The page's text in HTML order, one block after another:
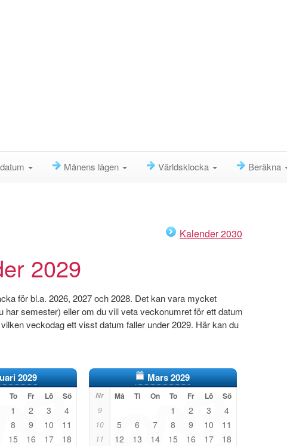
Månens lägen Världsklocka Beräkna
Kalender 2030
2029
för bl.a. 2026, 2027 och 2028. Det kan vara mycket
semester) eller om du vill veta veckonumret för ett datum
veckodag ett visst datum faller under 2029. Här kan du
2029
To Fr Lö Sö
1 2 3 4
8 9 10 11
15 16 17 18
Mars 2029
Nr Må Ti On To Fr Lö Sö
9 1 2 3 4
10 5 6 7 8 9 10 11
11 12 13 14 15 16 17 18